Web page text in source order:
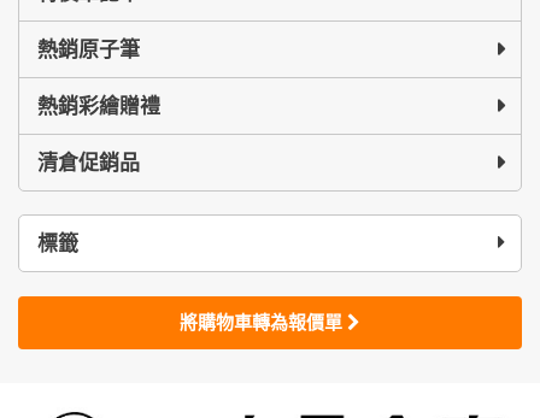
熱銷原子筆
熱銷彩繪贈禮
清倉促銷品
標籤
將購物車轉為報價單